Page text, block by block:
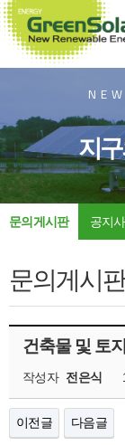
지
문의게시판 공지
문의게시판
건축물 및 토
작성자 전은식
이전글 다음글